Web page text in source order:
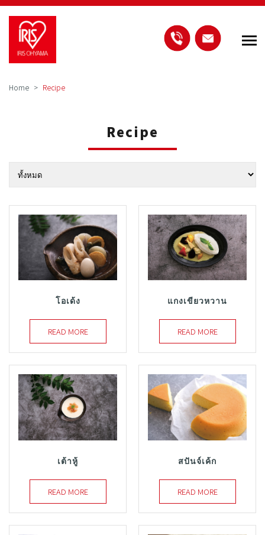
Home Recipe
Recipe
โอเด้ง
READ MORE
แกงเขียวหวาน
READ MORE
เต้าหู้
READ MORE
สปันจ์เค้ก
READ MORE